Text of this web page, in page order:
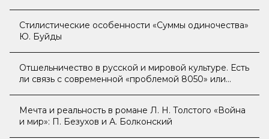
Стилистические особенности «Суммы одиночества»
Ю. Буйды
Отшельничество в русской и мировой культуре. Есть
ли связь с современной «проблемой 8050» или
Мечта и реальность в романе Л. Н. Толстого «Война
и мир»: П. Безухов и А. Болконский